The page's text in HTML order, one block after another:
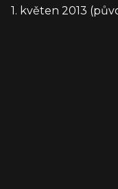
1. květen 2013